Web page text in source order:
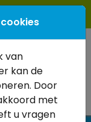
0183 561708
van
kan de
Door
met
u vragen